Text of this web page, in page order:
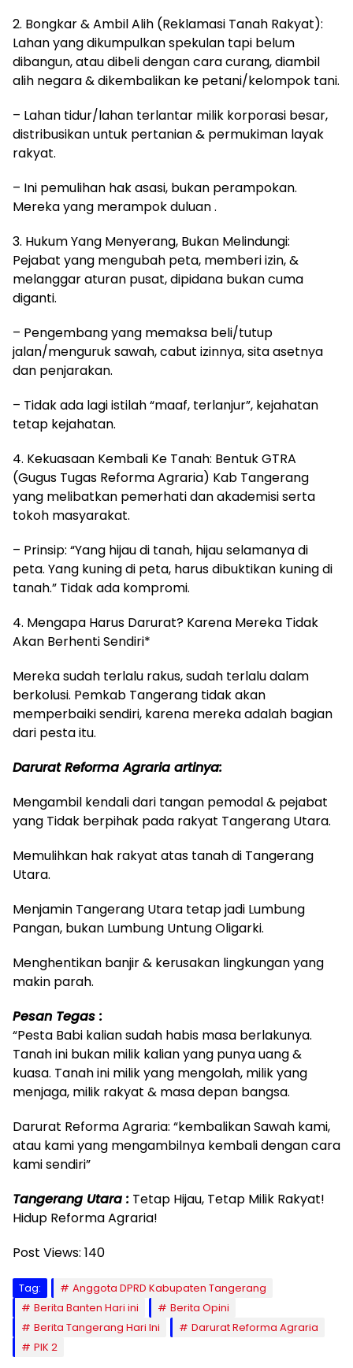
2. Bongkar & Ambil Alih (Reklamasi Tanah Rakyat):
Lahan yang dikumpulkan spekulan tapi belum
dibangun, atau dibeli dengan cara curang, diambil
alih negara & dikembalikan ke petani/kelompok tani.
– Lahan tidur/lahan terlantar milik korporasi besar,
distribusikan untuk pertanian & permukiman layak
rakyat.
– Ini pemulihan hak asasi, bukan perampokan.
Mereka yang merampok duluan .
3. Hukum Yang Menyerang, Bukan Melindungi:
Pejabat yang mengubah peta, memberi izin, &
melanggar aturan pusat, dipidana bukan cuma
diganti.
– Pengembang yang memaksa beli/tutup
jalan/menguruk sawah, cabut izinnya, sita asetnya
dan penjarakan.
– Tidak ada lagi istilah “maaf, terlanjur”, kejahatan
tetap kejahatan.
4. Kekuasaan Kembali Ke Tanah: Bentuk GTRA
(Gugus Tugas Reforma Agraria) Kab Tangerang
yang melibatkan pemerhati dan akademisi serta
tokoh masyarakat.
– Prinsip: “Yang hijau di tanah, hijau selamanya di
peta. Yang kuning di peta, harus dibuktikan kuning di
tanah.” Tidak ada kompromi.
4. Mengapa Harus Darurat? Karena Mereka Tidak
Akan Berhenti Sendiri*
Mereka sudah terlalu rakus, sudah terlalu dalam
berkolusi. Pemkab Tangerang tidak akan
memperbaiki sendiri, karena mereka adalah bagian
dari pesta itu.
Darurat Reforma Agraria artinya:
Mengambil kendali dari tangan pemodal & pejabat
yang Tidak berpihak pada rakyat Tangerang Utara.
Memulihkan hak rakyat atas tanah di Tangerang
Utara.
Menjamin Tangerang Utara tetap jadi Lumbung
Pangan, bukan Lumbung Untung Oligarki.
Menghentikan banjir & kerusakan lingkungan yang
makin parah.
Pesan Tegas :
“Pesta Babi kalian sudah habis masa berlakunya.
Tanah ini bukan milik kalian yang punya uang &
kuasa. Tanah ini milik yang mengolah, milik yang
menjaga, milik rakyat & masa depan bangsa.
Darurat Reforma Agraria: “kembalikan Sawah kami,
atau kami yang mengambilnya kembali dengan cara
kami sendiri”
Tangerang Utara : Tetap Hijau, Tetap Milik Rakyat!
Hidup Reforma Agraria!
Post Views: 140
Tag:
Anggota DPRD Kabupaten Tangerang
Berita Banten Hari ini
Berita Opini
Berita Tangerang Hari Ini
Darurat Reforma Agraria
PIK 2